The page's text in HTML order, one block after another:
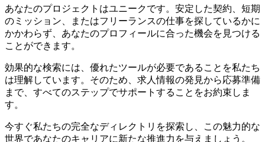
あなたのプロジェクトはユニークです。安定した契約、短期
のミッション、またはフリーランスの仕事を探しているかに
かかわらず、あなたのプロフィールに合った機会を見つける
ことができます。
効果的な検索には、優れたツールが必要であることを私たち
は理解しています。そのため、求人情報の発見から応募準備
まで、すべてのステップでサポートすることをお約束しま
す。
今すぐ私たちの完全なディレクトリを探索し、この魅力的な
世界であなたのキャリアに新たな推進力を与えましょう。